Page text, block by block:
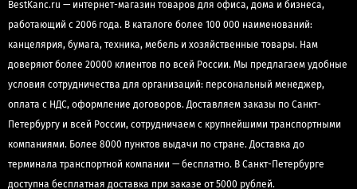
BestKanc.ru — интернет-магазин товаров для офиса, дома и бизнеса,
работающий с 2006 года. В каталоге более 100 000 наименований:
канцелярия, бумага, техника, мебель и хозяйственные товары. Нам
доверяют более 20000 клиентов по всей России. Мы предлагаем удобные
условия сотрудничества для организаций: персональный менеджер,
оплата с НДС, оформление договоров. Доставляем заказы по Санкт-
Петербургу и всей России, сотрудничаем с крупнейшими транспортными
компаниями. Более 8000 пунктов выдачи по стране. Доставка до
терминала транспортной компании — бесплатно. В Санкт-Петербурге
доступна бесплатная доставка при заказе от 5000 рублей.